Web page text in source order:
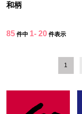
和柄
85 件中 1- 20 件表示
1